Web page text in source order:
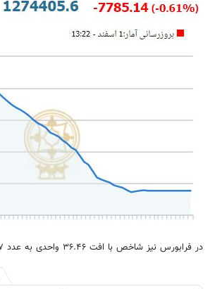
در فرابورس نیز شاخص با افت ۳۶.۴۶ واحدی به عدد ۱۷ هزار و ۴۷۶ واحد رسید.